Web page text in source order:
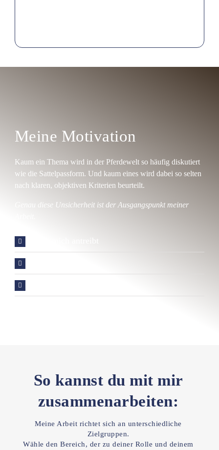
Meine Motivation
Kaum ein Thema wird in der Pferdewelt so häufig diskutiert
wie die Sattelpassform. Und kaum eines wird dabei so selten
nach klaren, objektiven Kriterien beurteilt.
Genau diese Unsicherheit ist der Ausgangspunkt meiner
So kannst du mit mir
zusammen­­arbeiten:
Meine Arbeit richtet sich an unterschiedliche
Zielgruppen.
Wähle den Bereich, der zu deiner Rolle und deinem